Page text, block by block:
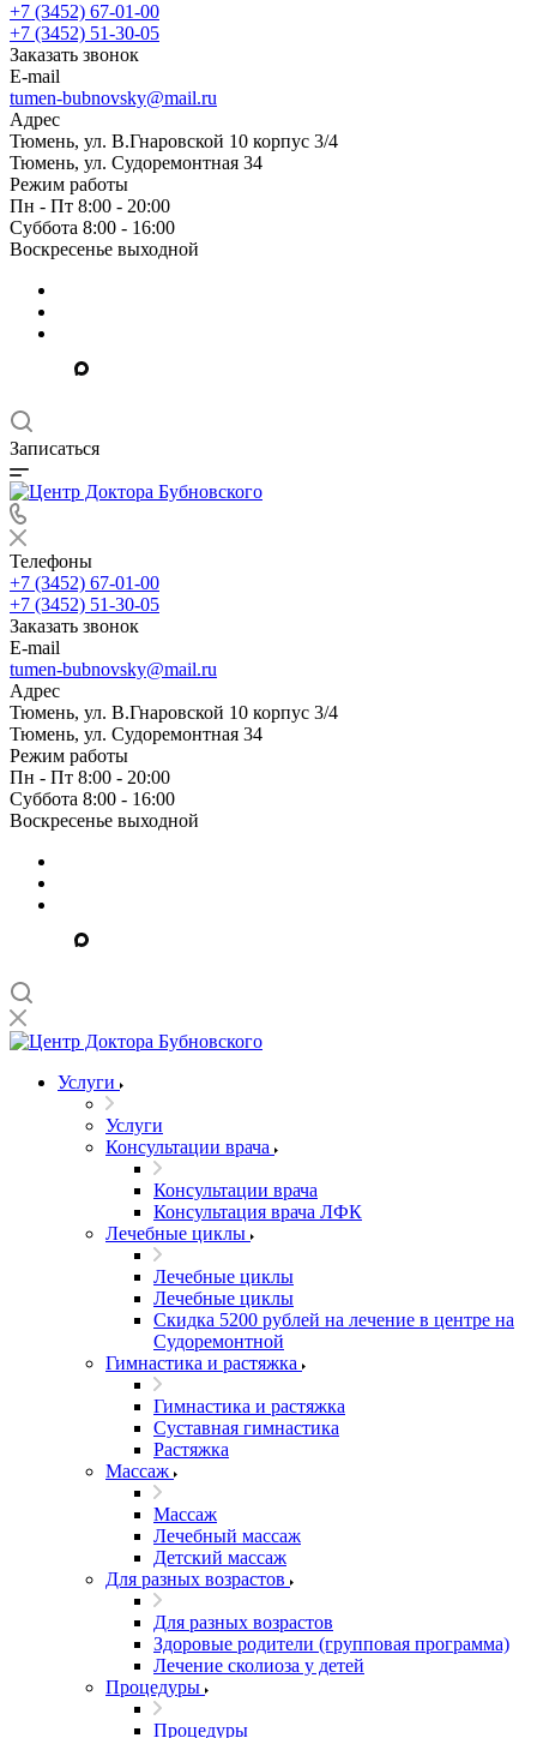
+7 (3452) 67-01-00
+7 (3452) 51-30-05
Заказать звонок
E-mail
tumen-bubnovsky@mail.ru
Адрес
Тюмень, ул. В.Гнаровской 10 корпус 3/4
Тюмень, ул. Судоремонтная 34
Режим работы
Пн - Пт 8:00 - 20:00
Суббота 8:00 - 16:00
Воскресенье выходной
Записаться
Телефоны
+7 (3452) 67-01-00
+7 (3452) 51-30-05
Заказать звонок
E-mail
tumen-bubnovsky@mail.ru
Адрес
Тюмень, ул. В.Гнаровской 10 корпус 3/4
Тюмень, ул. Судоремонтная 34
Режим работы
Пн - Пт 8:00 - 20:00
Суббота 8:00 - 16:00
Воскресенье выходной
Услуги
Услуги
Консультации врача
Консультации врача
Консультация врача ЛФК
Лечебные циклы
Лечебные циклы
Лечебные циклы
Скидка 5200 рублей на лечение в центре на
Судоремонтной
Гимнастика и растяжка
Гимнастика и растяжка
Суставная гимнастика
Растяжка
Массаж
Массаж
Лечебный массаж
Детский массаж
Для разных возрастов
Для разных возрастов
Здоровые родители (групповая программа)
Лечение сколиоза у детей
Процедуры
Процедуры